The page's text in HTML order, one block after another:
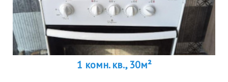
1 комн. кв., 30м²